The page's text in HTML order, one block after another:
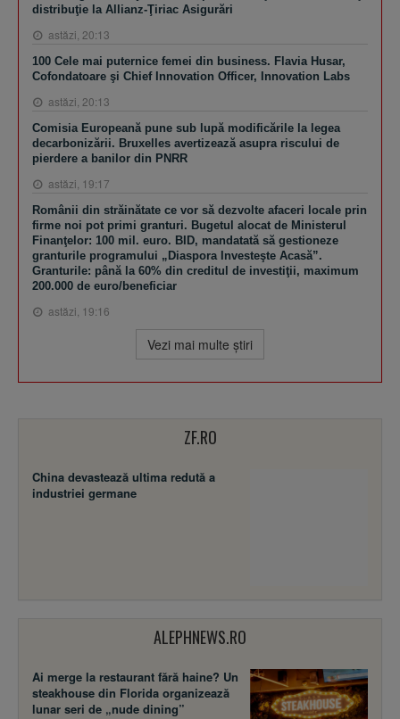
distribuţie la Allianz-Ţiriac Asigurări
astăzi, 20:13
100 Cele mai puternice femei din business. Flavia Husar,
Cofondatoare şi Chief Innovation Officer, Innovation Labs
astăzi, 20:13
Comisia Europeană pune sub lupă modificările la legea
decarbonizării. Bruxelles avertizează asupra riscului de
pierdere a banilor din PNRR
astăzi, 19:17
Românii din străinătate ce vor să dezvolte afaceri locale prin
firme noi pot primi granturi. Bugetul alocat de Ministerul
Finanţelor: 100 mil. euro. BID, mandatată să gestioneze
granturile programului „Diaspora Investeşte Acasă”.
Granturile: până la 60% din creditul de investiţii, maximum
200.000 de euro/beneficiar
astăzi, 19:16
Vezi mai multe ştiri
ZF.RO
China devastează ultima redută a
industriei germane
ALEPHNEWS.RO
Ai merge la restaurant fără haine? Un
steakhouse din Florida organizează
lunar seri de „nude dining”